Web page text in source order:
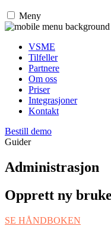
Meny
VSME
Tilfeller
Partnere
Om oss
Priser
Integrasjoner
Kontakt
Bestill demo
Guider
Administrasjon
Opprett ny
SE HÅNDBOKEN